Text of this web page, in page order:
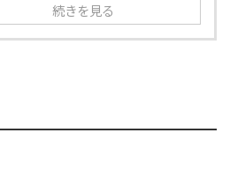
続きを見る